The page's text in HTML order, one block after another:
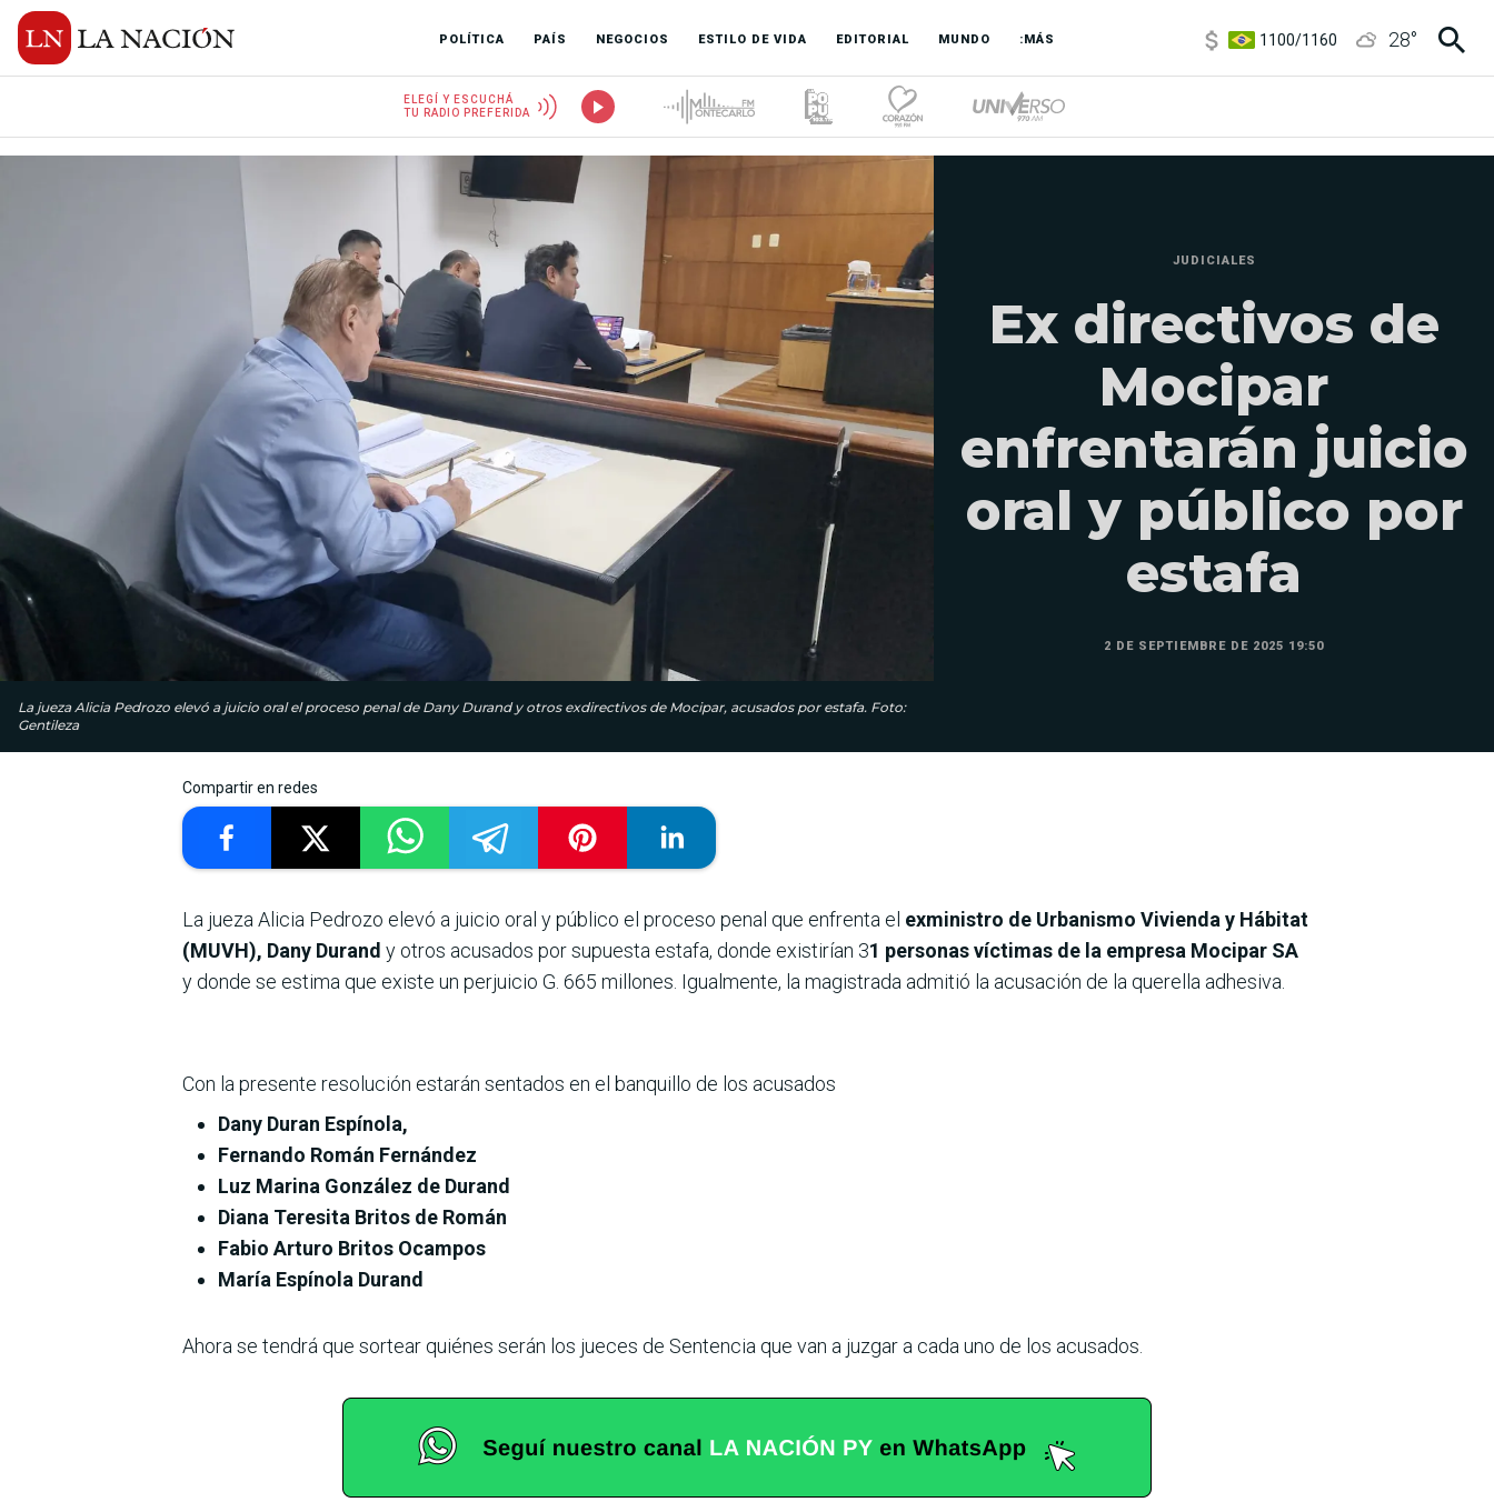
POLÍTICA PAÍS NEGOCIOS ESTILO DE VIDA EDITORIAL MUNDO :MÁS
3,8/4
28°
ELEGÍ Y ESCUCHÁ
TU RADIO PREFERIDA
La jueza Alicia Pedrozo elevó a juicio oral el proceso penal de Dany Durand y otros exdirectivos de Mocipar, acusados por estafa. Foto:
Gentileza
JUDICIALES
Ex directivos de
Mocipar
enfrentarán juicio
oral y público por
estafa
2 DE SEPTIEMBRE DE 2025 19:50
Compartir en redes
La jueza Alicia Pedrozo elevó a juicio oral y público el proceso penal que enfrenta el exministro de Urbanismo Vivienda y Hábitat
(MUVH), Dany Durand y otros acusados por supuesta estafa, donde existirían 31 personas víctimas de la empresa Mocipar SA
y donde se estima que existe un perjuicio G. 665 millones. Igualmente, la magistrada admitió la acusación de la querella adhesiva.
Con la presente resolución estarán sentados en el banquillo de los acusados
Dany Duran Espínola,
Fernando Román Fernández
Luz Marina González de Durand
Diana Teresita Britos de Román
Fabio Arturo Britos Ocampos
María Espínola Durand
Ahora se tendrá que sortear quiénes serán los jueces de Sentencia que van a juzgar a cada uno de los acusados.